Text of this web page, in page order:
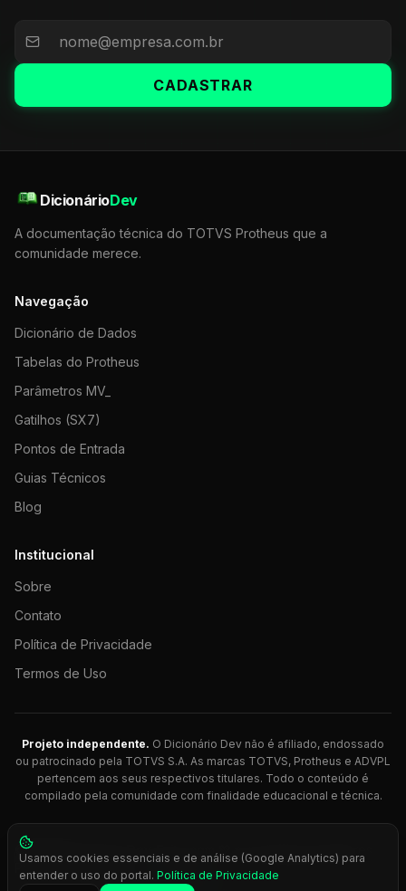
CADASTRAR
DicionárioDev
A documentação técnica do TOTVS Protheus que a
comunidade merece.
Navegação
Dicionário de Dados
Tabelas do Protheus
Parâmetros MV_
Gatilhos (SX7)
Pontos de Entrada
Guias Técnicos
Blog
Institucional
Sobre
Contato
Política de Privacidade
Termos de Uso
Projeto independente. O Dicionário Dev não é afiliado, endossado
ou patrocinado pela TOTVS S.A. As marcas TOTVS, Protheus e ADVPL
pertencem aos seus respectivos titulares. Todo o conteúdo é
compilado pela comunidade com finalidade educacional e técnica.
© 2026 Dicionário Dev. Feito com 💚 para desenvolvedores
Protheus.
Press Ctrl+K
Usamos cookies essenciais e de análise (Google Analytics) para
entender o uso do portal. Política de Privacidade